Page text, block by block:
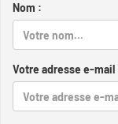
Nom :
Votre adresse e-mail